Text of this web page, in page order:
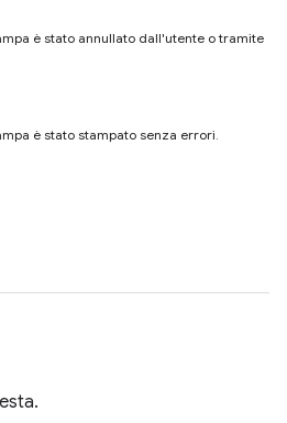
è stato annullato dall'utente o tramite
è stato stampato senza errori.